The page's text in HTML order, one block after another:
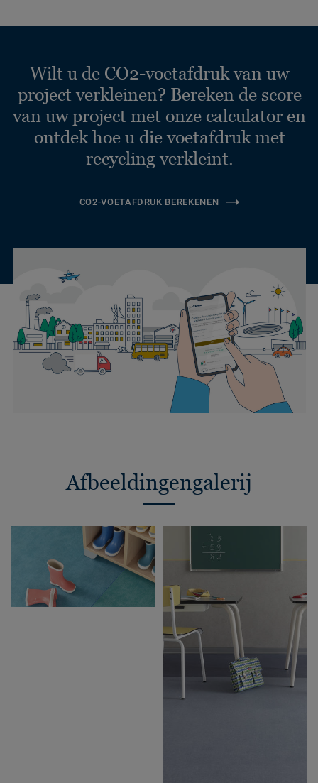
Wilt u de CO2-voetafdruk van uw
project verkleinen? Bereken de score
van uw project met onze calculator en
ontdek hoe u die voetafdruk met
recycling verkleint.
CO2-VOETAFDRUK BEREKENEN
Afbeeldingengalerij